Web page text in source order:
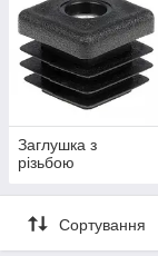
Заглушка з
різьбою
Сортування